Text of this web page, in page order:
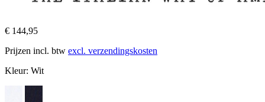
€ 144,95
Prijzen incl. btw excl. verzendingskosten
Kleur: Wit